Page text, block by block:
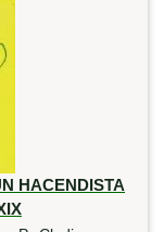
HACENDISTA